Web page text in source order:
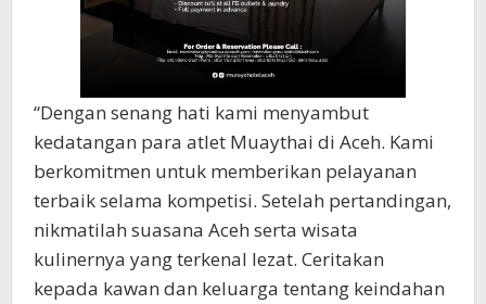
“Dengan senang hati kami menyambut
kedatangan para atlet Muaythai di Aceh. Kami
berkomitmen untuk memberikan pelayanan
terbaik selama kompetisi. Setelah pertandingan,
nikmatilah suasana Aceh serta wisata
kulinernya yang terkenal lezat. Ceritakan
kepada kawan dan keluarga tentang keindahan